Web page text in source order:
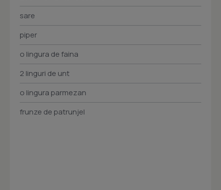
sare
piper
o lingura de faina
2 linguri de unt
o lingura parmezan
frunze de patrunjel